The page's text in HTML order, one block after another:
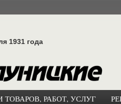
1931 года
ТОВАРОВ, РАБОТ, УСЛУГ